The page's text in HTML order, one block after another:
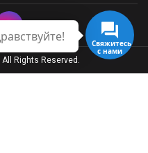
Свяжитесь
с нами
Rights Reserved.